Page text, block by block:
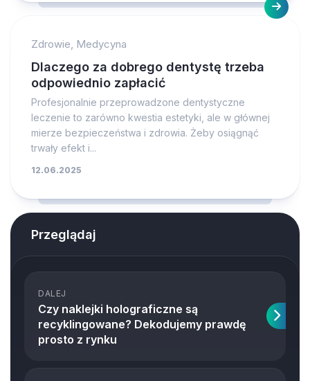
Zdrowie, Medycyna
Dlaczego za dobrego dentystę trzeba
odpowiednio zapłacić
Profesjonalnie przeprowadzone dentystyczne
leczenie to zarówno kwestia estetyki, ale w głównej
mierze bezpieczeństwa i zdrowia. Żeby osiągnąć
trwały efekt i...
12.06.2025
Przeglądaj
DALEJ
Czy naklejki holograficzne są
recyklingowane? Dekodujemy prawdę
prosto z rynku